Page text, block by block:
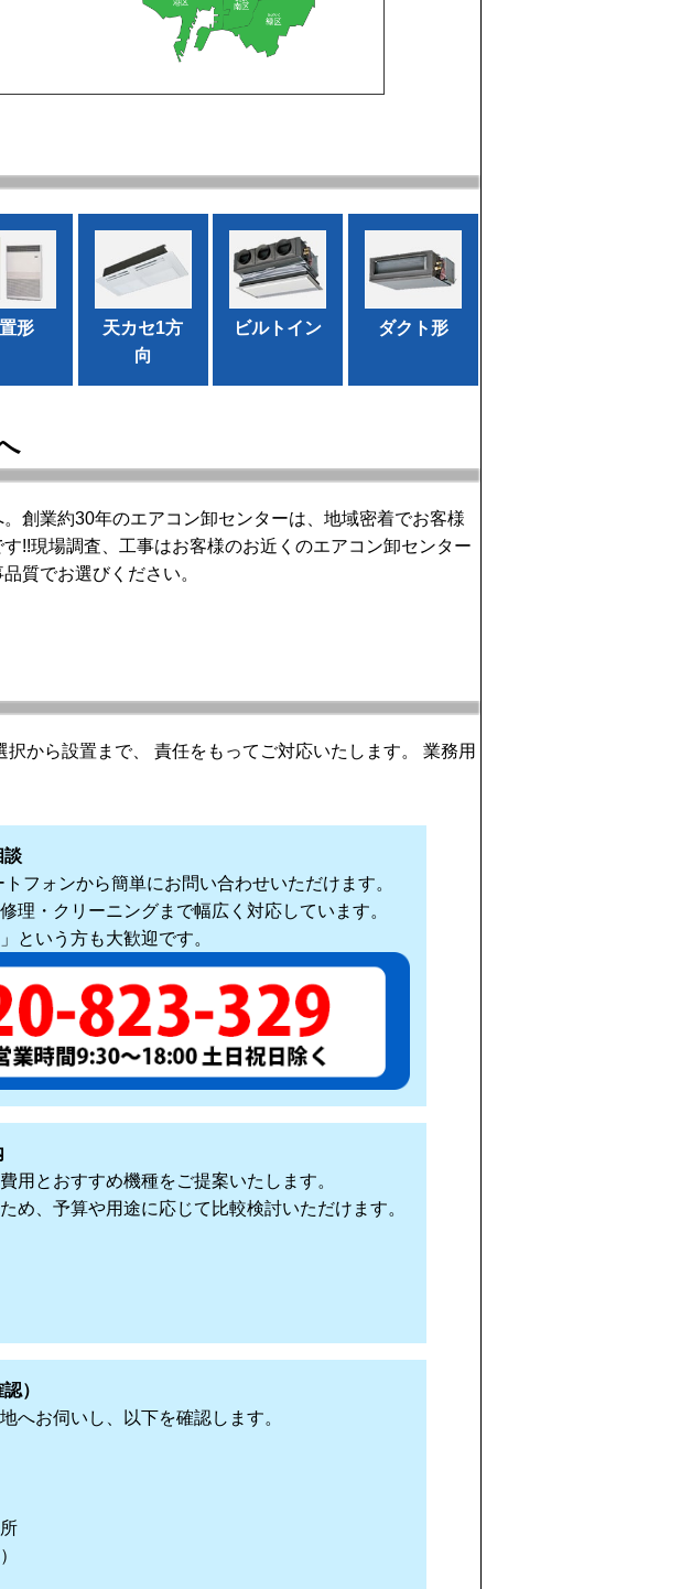
形
天カセ1方
向
ビルトイン ダクト形
創業約30年のエアコン卸センターは、地域密着でお客様
!!現場調査、工事はお客様のお近くのエアコン卸センター
質でお選びください。
から設置まで、 責任をもってご対応いたします。 業務用
談
フォンから簡単にお問い合わせいただけます。
理・クリーニングまで幅広く対応しています。
という方も大歓迎です。
用とおすすめ機種をご提案いたします。
め、予算や用途に応じて比較検討いただけます。
）
へお伺いし、以下を確認します。